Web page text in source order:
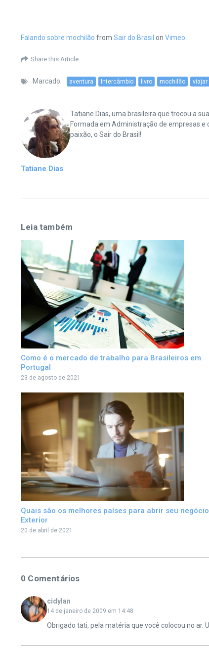
Falando sobre mochilão from Sair do Brasil on Vimeo
Share this Article
Marcado: aventura Intercâmbio livro mochilão viajar
Tatiane Dias
Tatiane Dias, uma brasileira que trocou a
Formada em Administração de empresas e
paixão, o Sair do Brasil!
Leia também
Como é o mercado de trabalho para Brasileiros em
Portugal
23 de agosto de 2021
Quais são os melhores países para abrir seu
Exterior
20 de abril de 2021
0 Comentários
cidylan
14 de janeiro de 2009 em 14:48
Obrigado tati, pela matéria que você colocou no ar.